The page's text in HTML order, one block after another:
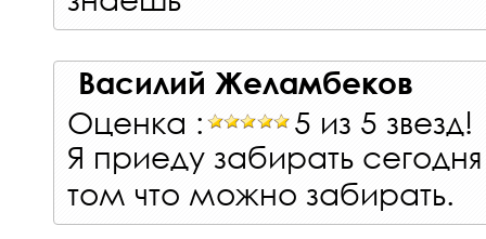
Василий Желамбеков
Оценка :
5 из 5 звезд!
Я приеду забирать
том что можно забирать.